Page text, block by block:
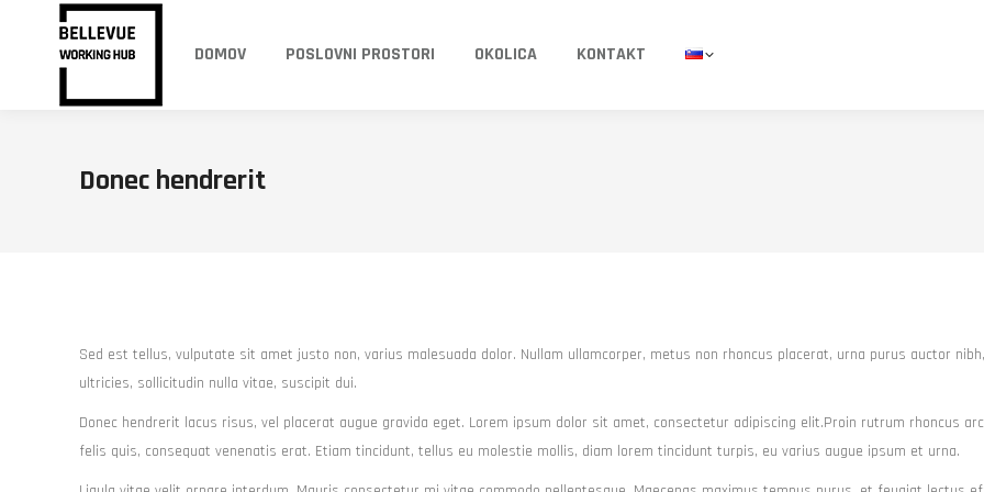
DOMOV POSLOVNI PROSTORI OKOLICA KONTAKT
Donec hendrerit
Sed est tellus, vulputate sit amet justo non, varius malesuada dolor. Nullam ullamcorper, metus non rhoncus placerat, urna purus auctor
ultricies, sollicitudin nulla vitae, suscipit dui.
Donec hendrerit lacus risus, vel placerat augue gravida eget. Lorem ipsum dolor sit amet, consectetur adipiscing elit.Proin rutrum rhoncus
felis quis, consequat venenatis erat. Etiam tincidunt, tellus eu molestie mollis, diam lorem tincidunt turpis, eu varius augue ipsum et urna.